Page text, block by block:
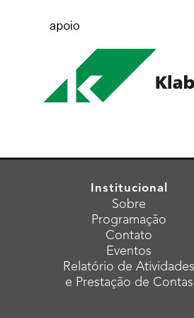
Institucional
Sobre
Programação
Contato
Eventos
Relatório de
e Prestação de Contas